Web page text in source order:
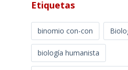
Etiquetas
binomio con-con
biología humanista